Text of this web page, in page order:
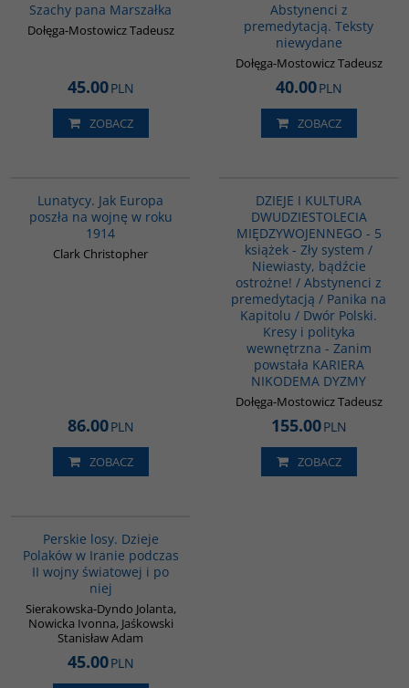
Szachy pana Marszałka
Dołęga-Mostowicz Tadeusz
45.00PLN
ZOBACZ
Abstynenci z
premedytacją. Teksty
niewydane
Dołęga-Mostowicz Tadeusz
40.00PLN
ZOBACZ
Lunatycy. Jak Europa
poszła na wojnę w roku
1914
Clark Christopher
86.00PLN
ZOBACZ
DZIEJE I KULTURA
DWUDZIESTOLECIA
MIĘDZYWOJENNEGO - 5
książek - Zły system /
Niewiasty, bądźcie
ostrożne! / Abstynenci z
premedytacją / Panika na
Kapitolu / Dwór Polski.
Kresy i polityka
wewnętrzna - Zanim
powstała KARIERA
NIKODEMA DYZMY
Dołęga-Mostowicz Tadeusz
155.00PLN
ZOBACZ
Perskie losy. Dzieje
Polaków w Iranie podczas
II wojny światowej i po
niej
Sierakowska-Dyndo Jolanta,
Nowicka Ivonna, Jaśkowski
Stanisław Adam
45.00PLN